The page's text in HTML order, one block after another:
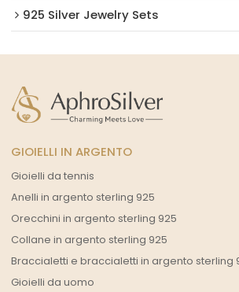
925 Silver Jewelry Sets
GIOIELLI IN ARGENTO
Gioielli da tennis
Anelli in argento sterling 925
Orecchini in argento sterling 925
Collane in argento sterling 925
Braccialetti e braccialetti in argento sterling
Gioielli da uomo